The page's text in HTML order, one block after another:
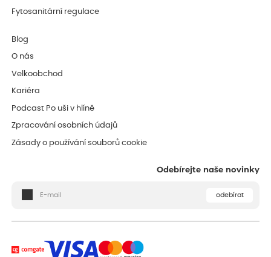
Fytosanitární regulace
Blog
O nás
Velkoobchod
Kariéra
Podcast Po uši v hlíně
Zpracování osobních údajů
Zásady o používání souborů cookie
Odebírejte naše novinky
odebírat